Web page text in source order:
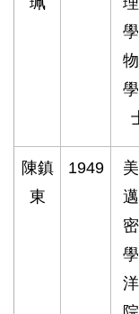
陳鎮
東
1949